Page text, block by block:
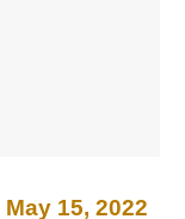
May 15, 2022